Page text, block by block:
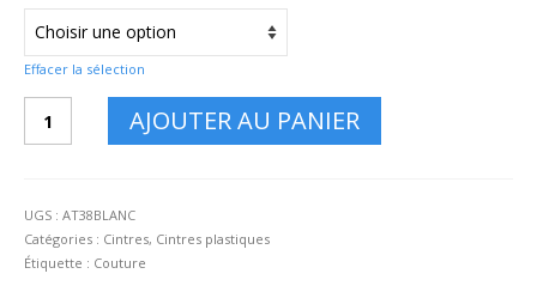
Effacer la sélection
AJOUTER AU PANIER
UGS : AT38BLANC
Catégories : Cintres, Cintres plastiques
Étiquette : Couture